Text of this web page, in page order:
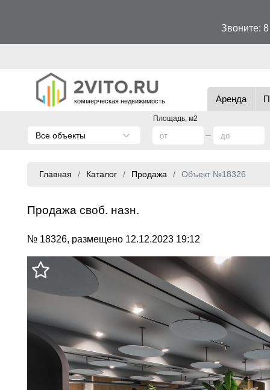
Звоните:
коммерческая недвижимость Аренда
Площадь, м2
Все объекты
Главная Каталог Продажа Объект №18326
Продажа своб. назн.
№ 18326, размещено 12.12.2023 19:12